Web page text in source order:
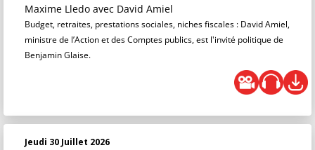
Maxime Lledo avec David Amiel
Budget, retraites, prestations sociales, niches fiscales : David Amiel,
ministre de l’Action et des Comptes publics, est l'invité politique de
Benjamin Glaise.
Jeudi 30 Juillet 2026